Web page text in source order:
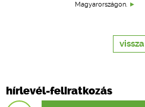
Magyarországon.
vissza
hírlevél-feliratkozás